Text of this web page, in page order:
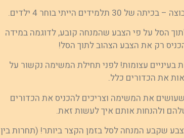
הייתי בוחר 4 ילדים.
הסל על פי הצבע שהמנחה קובע, לדוגמה במידה
רק את הצבע הצהוב לתוך הסל!
עצומות! לפני תחילת המשימה נקשור על
את הכדורים כלל.
2: כמה מתנדבים שעושים את המשימה וצריכים להכניס את הכדורים
ולהנחות אותם איך לעשות זאת.
שקבע המנחה לסל בזמן הקצר ביותר! (תחרות בין